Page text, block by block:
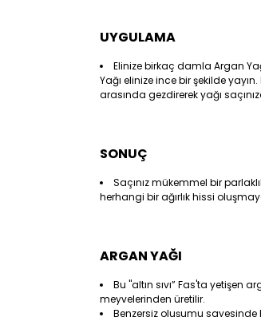
UYGULAMA
Elinize birkaç damla Argan
Yağı elinize ince bir şekilde yayın.
arasında gezdirerek yağı
SONUÇ
Saçınız mükemmel bir
herhangi bir ağırlık hissi
ARGAN YAĞI
Bu "altın sıvı” Fas'ta yetişen
meyvelerinden üretilir.
Benzersiz oluşumu sayesinde